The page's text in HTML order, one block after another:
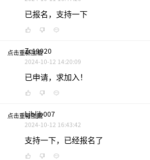
已报名，支持一下
点击重新加载
Zc19920
2024-10-12 14:20:09
已申请，求加入！
点击重新加载
Ljbljb007
2024-10-12 16:43:42
支持一下，已经报名了